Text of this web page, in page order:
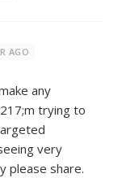
AGO
any
trying to
very
please share.